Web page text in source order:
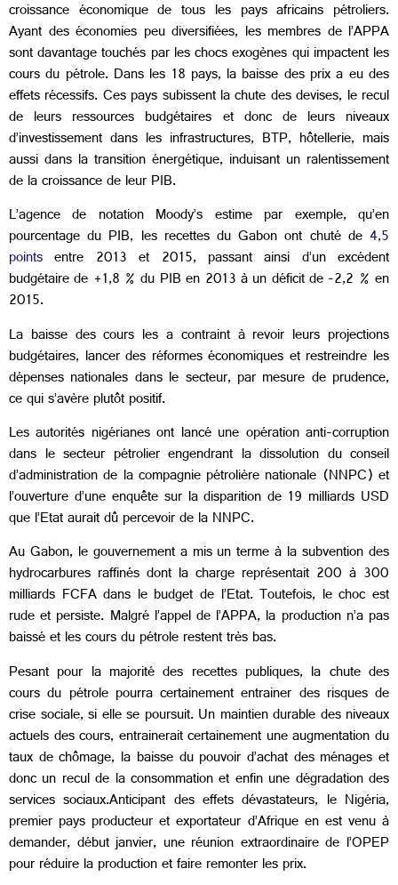
croissance économique de tous les pays africains pétroliers.
Ayant des économies peu diversifiées, les membres de l’APPA
sont davantage touchés par les chocs exogènes qui impactent les
cours du pétrole. Dans les 18 pays, la baisse des prix a eu des
effets récessifs. Ces pays subissent la chute des devises, le recul
de leurs ressources budgétaires et donc de leurs niveaux
d’investissement dans les infrastructures, BTP, hôtellerie, mais
aussi dans la transition énergétique, induisant un ralentissement
de la croissance de leur PIB.
L’agence de notation Moody’s estime par exemple, qu’en
pourcentage du PIB, les recettes du Gabon ont chuté de 4,5
points entre 2013 et 2015, passant ainsi d’un excédent
budgétaire de +1,8 % du PIB en 2013 à un déficit de -2,2 % en
2015.
La baisse des cours les a contraint à revoir leurs projections
budgétaires, lancer des réformes économiques et restreindre les
dépenses nationales dans le secteur, par mesure de prudence,
ce qui s’avère plutôt positif.
Les autorités nigérianes ont lancé une opération anti-corruption
dans le secteur pétrolier engendrant la dissolution du conseil
d’administration de la compagnie pétrolière nationale (NNPC) et
l’ouverture d’une enquête sur la disparition de 19 milliards USD
que l’Etat aurait dû percevoir de la NNPC.
Au Gabon, le gouvernement a mis un terme à la subvention des
hydrocarbures raffinés dont la charge représentait 200 à 300
milliards FCFA dans le budget de l’Etat. Toutefois, le choc est
rude et persiste. Malgré l’appel de l’APPA, la production n’a pas
baissé et les cours du pétrole restent très bas.
Pesant pour la majorité des recettes publiques, la chute des
cours du pétrole pourra certainement entrainer des risques de
crise sociale, si elle se poursuit. Un maintien durable des niveaux
actuels des cours, entrainerait certainement une augmentation du
taux de chômage, la baisse du pouvoir d’achat des ménages et
donc un recul de la consommation et enfin une dégradation des
services sociaux.Anticipant des effets dévastateurs, le Nigéria,
premier pays producteur et exportateur d’Afrique en est venu à
demander, début janvier, une réunion extraordinaire de l’OPEP
pour réduire la production et faire remonter les prix.